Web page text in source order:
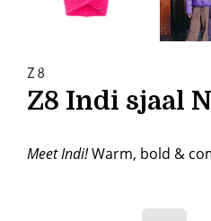
Z8
Z8 Indi sjaal
Meet Indi!Warm, bold &